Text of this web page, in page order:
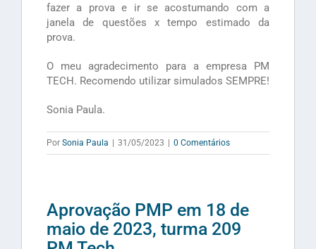
fazer a prova e ir se acostumando com a
janela de questões x tempo estimado da
prova.
O meu agradecimento para a empresa PM
TECH. Recomendo utilizar simulados SEMPRE!
Sonia Paula.
Por Sonia Paula | 31/05/2023 | 0 Comentários
Aprovação PMP em 18 de
maio de 2023, turma 209